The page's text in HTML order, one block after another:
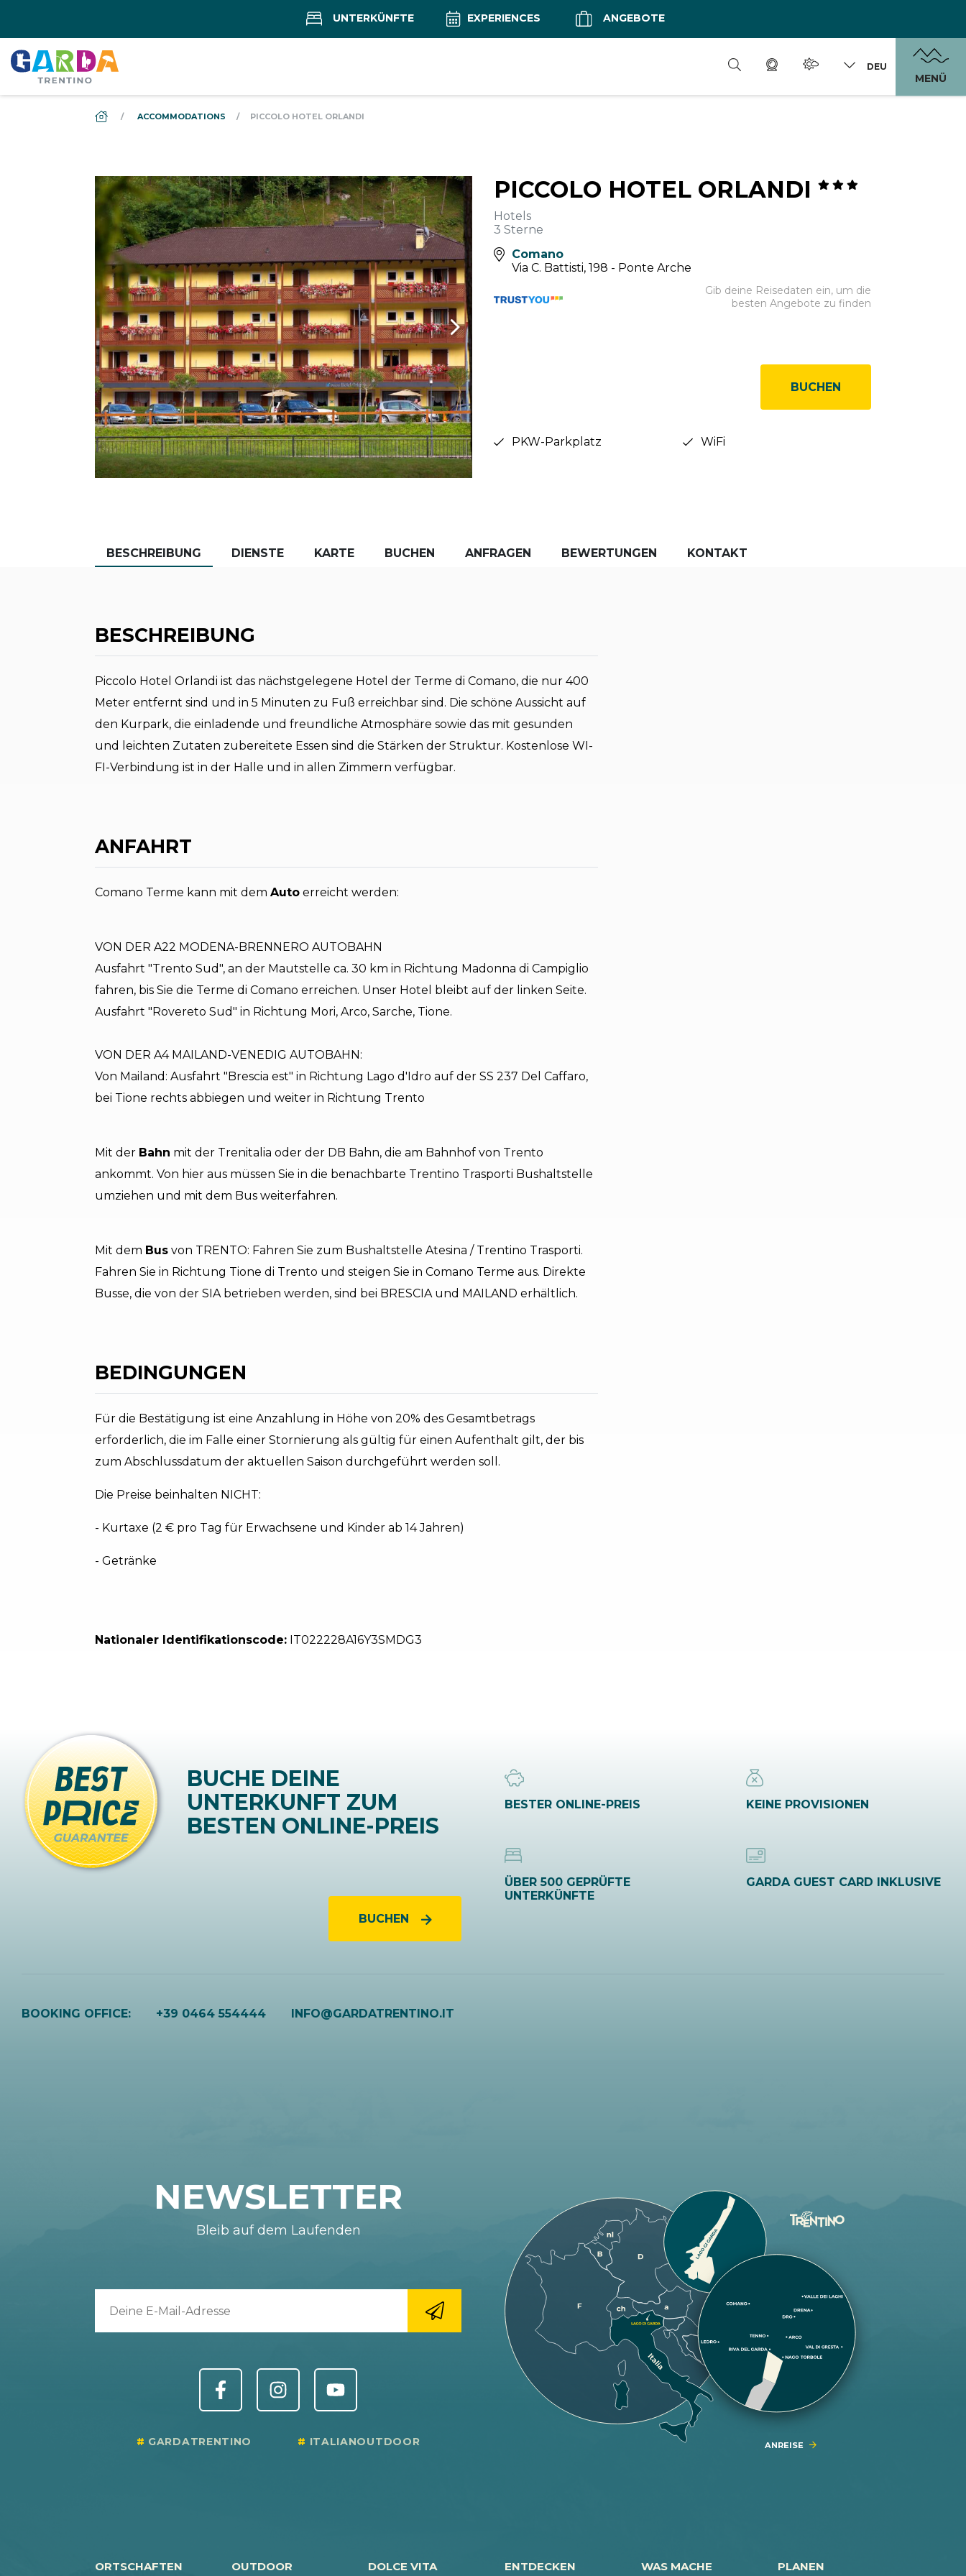
UNTERKÜNFTE EXPERIENCES ANGEBOTE
DEU
MENÜ
DS_BREADCRUMB.HOME
ACCOMMODATIONS PICCOLO HOTEL ORLANDI
PICCOLO HOTEL ORLANDI
Hotels
3 Sterne
Comano
Via C. Battisti, 198 - Ponte Arche
Gib deine Reisedaten ein, um die
besten Angebote zu finden
BUCHEN
PKW-Parkplatz WiFi
BESCHREIBUNG DIENSTE KARTE BUCHEN ANFRAGEN BEWERTUNGEN KONTAKT
BESCHREIBUNG
Piccolo Hotel Orlandi ist das nächstgelegene Hotel der Terme di Comano, die nur 400
Meter entfernt sind und in 5 Minuten zu Fuß erreichbar sind. Die schöne Aussicht auf
den Kurpark, die einladende und freundliche Atmosphäre sowie das mit gesunden
und leichten Zutaten zubereitete Essen sind die Stärken der Struktur. Kostenlose WI-
FI-Verbindung ist in der Halle und in allen Zimmern verfügbar.
ANFAHRT
Comano Terme kann mit dem Auto erreicht werden:
VON DER A22 MODENA-BRENNERO AUTOBAHN
Ausfahrt "Trento Sud", an der Mautstelle ca. 30 km in Richtung Madonna di Campiglio
fahren, bis Sie die Terme di Comano erreichen. Unser Hotel bleibt auf der linken Seite.
Ausfahrt "Rovereto Sud" in Richtung Mori, Arco, Sarche, Tione.
VON DER A4 MAILAND-VENEDIG AUTOBAHN:
Von Mailand: Ausfahrt "Brescia est" in Richtung Lago d'Idro auf der SS 237 Del Caffaro,
bei Tione rechts abbiegen und weiter in Richtung Trento
Mit der Bahn mit der Trenitalia oder der DB Bahn, die am Bahnhof von Trento
ankommt. Von hier aus müssen Sie in die benachbarte Trentino Trasporti Bushaltstelle
umziehen und mit dem Bus weiterfahren.
Mit dem Bus von TRENTO: Fahren Sie zum Bushaltstelle Atesina / Trentino Trasporti.
Fahren Sie in Richtung Tione di Trento und steigen Sie in Comano Terme aus. Direkte
Busse, die von der SIA betrieben werden, sind bei BRESCIA und MAILAND erhältlich.
BEDINGUNGEN
Für die Bestätigung ist eine Anzahlung in Höhe von 20% des Gesamtbetrags
erforderlich, die im Falle einer Stornierung als gültig für einen Aufenthalt gilt, der bis
zum Abschlussdatum der aktuellen Saison durchgeführt werden soll.
Die Preise beinhalten NICHT:
- Kurtaxe (2 € pro Tag für Erwachsene und Kinder ab 14 Jahren)
- Getränke
Nationaler Identifikationscode: IT022228A16Y3SMDG3
BUCHE DEINE
UNTERKUNFT ZUM
BESTEN ONLINE-PREIS
BUCHEN
BESTER ONLINE-PREIS KEINE PROVISIONEN
ÜBER 500 GEPRÜFTE
UNTERKÜNFTE
GARDA GUEST CARD INKLUSIVE
BOOKING OFFICE: +39 0464 554444 INFO@GARDATRENTINO.IT
ANREISE
NEWSLETTER
Bleib auf dem Laufenden
GARDATRENTINO ITALIANOUTDOOR
ORTSCHAFTEN OUTDOOR DOLCE VITA ENTDECKEN WAS MACHE PLANEN